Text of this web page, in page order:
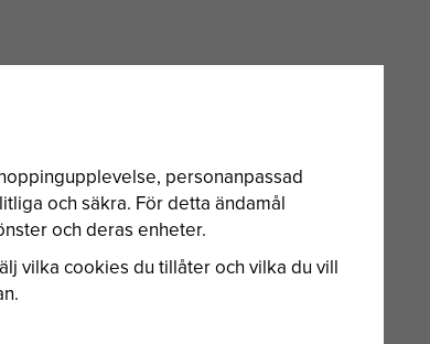
personanpassad
och säkra. För detta ändamål
och deras enheter.
vilka cookies du tillåter och vilka du vill